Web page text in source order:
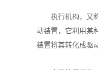
执行机构，又
动装置，它利用某
装置将其转化成驱